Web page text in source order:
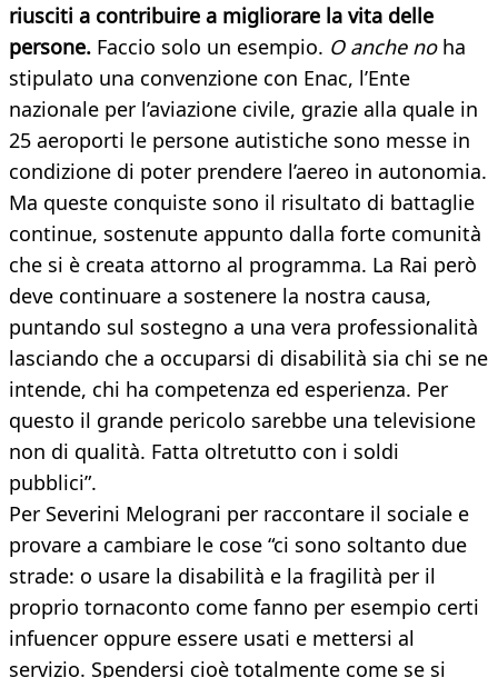
riusciti a contribuire a migliorare la vita delle
persone. Faccio solo un esempio. O anche noha
stipulato una convenzione con Enac, l’Ente
nazionale per l’aviazione civile, grazie alla quale in
25 aeroporti le persone autistiche sono messe in
condizione di poter prendere l’aereo in autonomia.
Ma queste conquiste sono il risultato di battaglie
continue, sostenute appunto dalla forte comunità
che si è creata attorno al programma. La Rai però
deve continuare a sostenere la nostra causa,
puntando sul sostegno a una vera professionalità
lasciando che a occuparsi di disabilità sia chi se ne
intende, chi ha competenza ed esperienza. Per
questo il grande pericolo sarebbe una televisione
non di qualità. Fatta oltretutto con i soldi
pubblici”.
Per Severini Melograni per raccontare il sociale e
provare a cambiare le cose “ci sono soltanto due
strade: o usare la disabilità e la fragilità per il
proprio tornaconto come fanno per esempio certi
infuencer oppure essere usati e mettersi al
servizio. Spendersi cioè totalmente come se si